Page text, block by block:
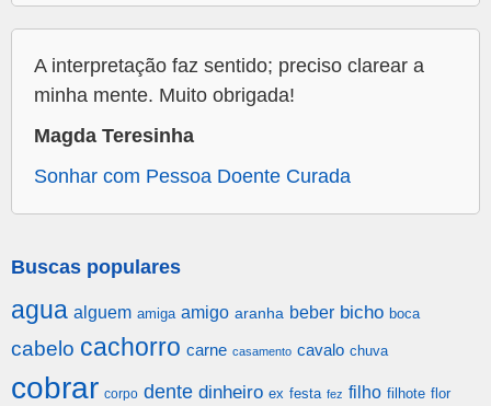
A interpretação faz sentido; preciso clarear a
minha mente. Muito obrigada!
Magda Teresinha
Sonhar com Pessoa Doente Curada
Buscas populares
agua alguem amiga amigo aranha beber bicho boca
cabelo cachorro carne casamento cavalo chuva
cobrar corpo dente dinheiro ex festa fez filho filhote flor